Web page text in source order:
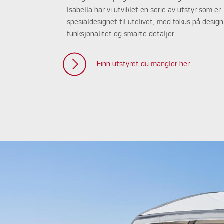
Isabella har vi utviklet en serie av utstyr som er
spesialdesignet til utelivet, med fokus på
funksjonalitet og smarte detaljer.
Finn utstyret du mangler her